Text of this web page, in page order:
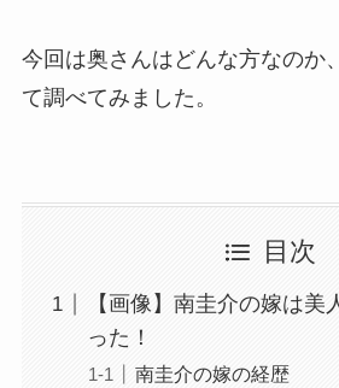
今回は奥さんはどんな方なのか
て調べてみました。
目次
【画像】南圭介の嫁は美
った！
南圭介の嫁の経歴